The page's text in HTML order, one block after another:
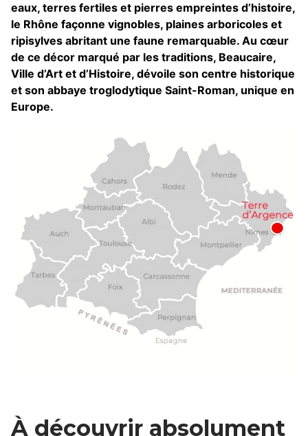
eaux, terres fertiles et pierres empreintes d’histoire,
le Rhône façonne vignobles, plaines arboricoles et
ripisylves abritant une faune remarquable. Au cœur
de ce décor marqué par les traditions, Beaucaire,
Ville d’Art et d’Histoire, dévoile son centre historique
et son abbaye troglodytique Saint-Roman, unique en
Europe.
À découvrir absolument